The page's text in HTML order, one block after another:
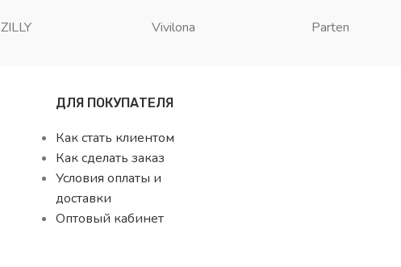
ZILLY Vivilona Parten
ДЛЯ ПОКУПАТЕЛЯ
Как стать клиентом
Как сделать заказ
Условия оплаты и
доставки
Оптовый кабинет